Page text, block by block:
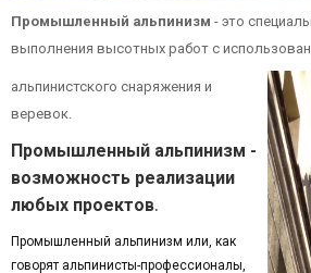
Промышленный альпинизм - это
выполнения высотных работ с
альпинистского снаряжения и
веревок.
Промышленный альпинизм -
возможность реализации
любых проектов.
Промышленный альпинизм или, как
говорят альпинисты-профессионалы,